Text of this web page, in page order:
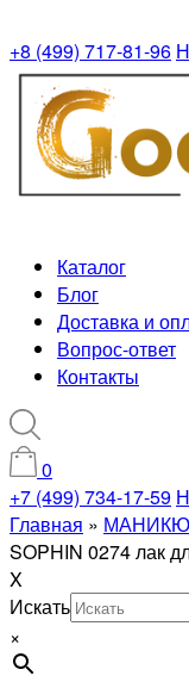
+8 (499) 717-81-96
Каталог
Блог
Доставка и
Вопрос-ответ
Контакты
0
+7 (499) 734-17-59
Главная »
SOPHIN 0274 лак
X
Искать
×